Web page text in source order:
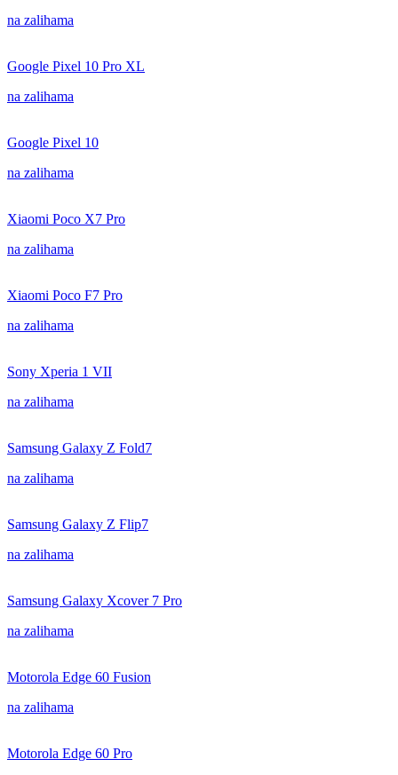
na zalihama
Google Pixel 10 Pro XL
na zalihama
Google Pixel 10
na zalihama
Xiaomi Poco X7 Pro
na zalihama
Xiaomi Poco F7 Pro
na zalihama
Sony Xperia 1 VII
na zalihama
Samsung Galaxy Z Fold7
na zalihama
Samsung Galaxy Z Flip7
na zalihama
Samsung Galaxy Xcover 7 Pro
na zalihama
Motorola Edge 60 Fusion
na zalihama
Motorola Edge 60 Pro